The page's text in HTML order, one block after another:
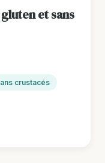
et sans
crustacés